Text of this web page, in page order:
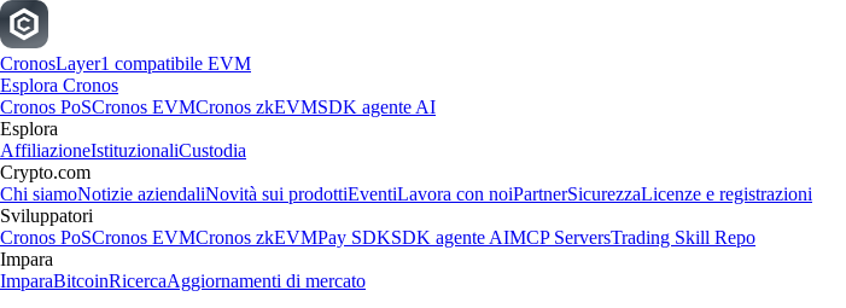
CronosLayer1 compatibile EVM
Esplora Cronos
Cronos PoSCronos EVMCronos zkEVMSDK agente AI
Esplora
AffiliazioneIstituzionaliCustodia
Crypto.com
Chi siamoNotizie aziendaliNovità sui prodottiEventiLavora con noiPartnerSicurezzaLicenze e registrazioni
Sviluppatori
Cronos PoSCronos EVMCronos zkEVMPay SDKSDK agente AIMCP ServersTrading Skill Repo
Impara
ImparaBitcoinRicercaAggiornamenti di mercato